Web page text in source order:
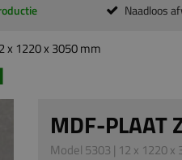
Naadloos
x 1220 x 3050 mm
MDF-PLAAT
Model 5303 | 12 x 1220 x